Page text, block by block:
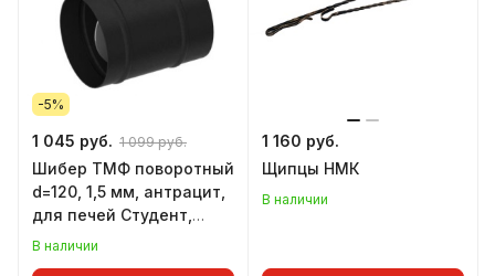
-5%
1 045 руб. 1 099 руб.
Шибер ТМФ поворотный
d=120, 1,5 мм, антрацит,
для печей Студент,
Инженер, Гимназист,
В наличии
1 160 руб.
Щипцы НМК
В наличии